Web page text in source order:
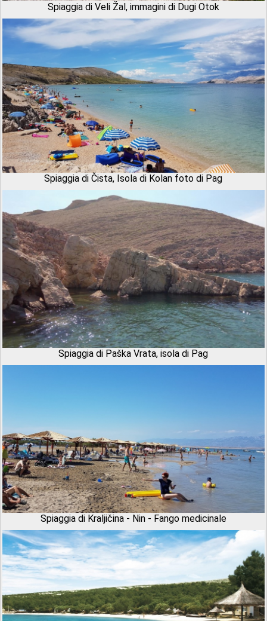
Spiaggia di Veli Žal, immagini di Dugi Otok
Spiaggia di Čista, Isola di Kolan foto di Pag
Spiaggia di Paška Vrata, isola di Pag
Spiaggia di Kraljičina - Nin - Fango medicinale